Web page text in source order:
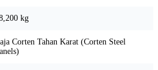
kg
Corten Tahan Karat (Corten Steel